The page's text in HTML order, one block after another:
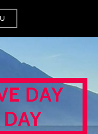
DAY
DAY